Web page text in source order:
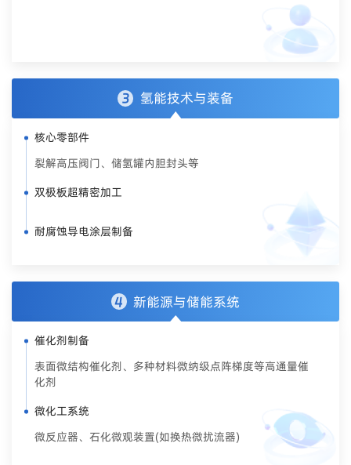
3 氢能技术与装备
核心零部件
裂解高压阀门、储氢罐内胆封头等
双极板超精密加工
耐腐蚀导电涂层制备
4 新能源与储能系统
催化剂制备
表面微结构催化剂、多种材料微纳级点阵梯度等高通量催
化剂
微化工系统
微反应器、石化微观装置(如换热微扰流器)